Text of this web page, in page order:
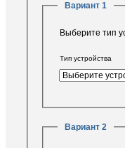
Вариант 1
Выберите тип
Тип устройства
Вариант 2